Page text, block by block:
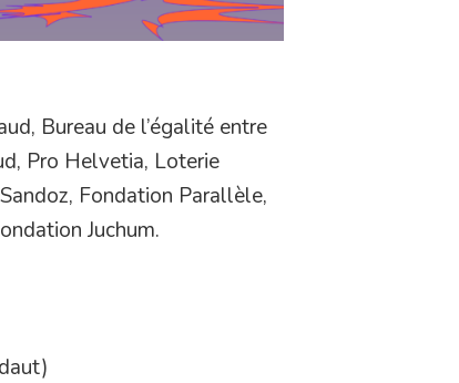
Bureau de l’égalité entre
Pro Helvetia, Loterie
Fondation Parallèle,
Juchum.